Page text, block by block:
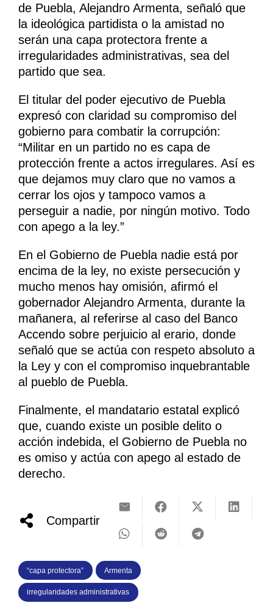
de Puebla, Alejandro Armenta, señaló que
la ideológica partidista o la amistad no
serán una capa protectora frente a
irregularidades administrativas, sea del
partido que sea.
El titular del poder ejecutivo de Puebla
expresó con claridad su compromiso del
gobierno para combatir la corrupción:
“Militar en un partido no es capa de
protección frente a actos irregulares. Así es
que dejamos muy claro que no vamos a
cerrar los ojos y tampoco vamos a
perseguir a nadie, por ningún motivo. Todo
con apego a la ley.”
En el Gobierno de Puebla nadie está por
encima de la ley, no existe persecución y
mucho menos hay omisión, afirmó el
gobernador Alejandro Armenta, durante la
mañanera, al referirse al caso del Banco
Accendo sobre perjuicio al erario, donde
señaló que se actúa con respeto absoluto a
la Ley y con el compromiso inquebrantable
al pueblo de Puebla.
Finalmente, el mandatario estatal explicó
que, cuando existe un posible delito o
acción indebida, el Gobierno de Puebla no
es omiso y actúa con apego al estado de
derecho.
Compartir
“capa protectora” Armenta
irregularidades administrativas